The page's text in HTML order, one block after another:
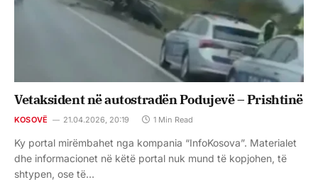
Vetaksident në autostradën Podujevë – Prishtinë
KOSOVË 21.04.2026, 20:19 1 Min Read
Ky portal mirëmbahet nga kompania “InfoKosova”. Materialet
dhe informacionet në këtë portal nuk mund të kopjohen, të
shtypen, ose të…